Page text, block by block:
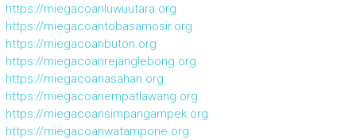
https://miegacoanluwuutara.org
https://miegacoantobasamosir.org
https://miegacoanbuton.org
https://miegacoanrejanglebong.org
https://miegacoanasahan.org
https://miegacoanempatlawang.org
https://miegacoansimpangampek.org
https://miegacoanwatampone.org